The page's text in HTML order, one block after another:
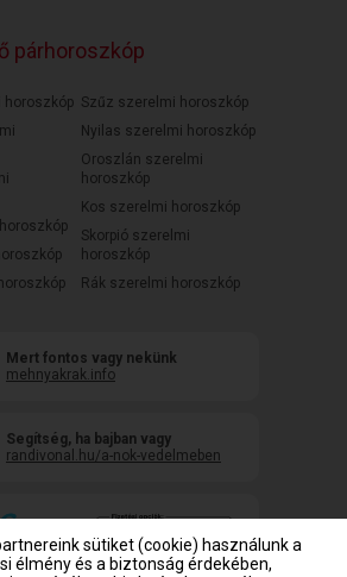
párhoroszkóp
horoszkóp Szűz szerelmi horoszkóp
Nyilas szerelmi horoszkóp
Oroszlán szerelmi
horoszkóp
Kos szerelmi horoszkóp
Skorpió szerelmi
horoszkóp
Rák szerelmi horoszkóp
Mert fontos vagy nekünk
mehnyakrak.info
Segítség, ha bajban vagy
randivonal.hu/a-nok-vedelmeben
sütiket (cookie) használunk a
élmény és a biztonság érdekében,